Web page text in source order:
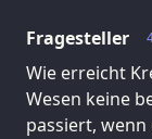
Fragesteller
Wie erreicht
Wesen keine
passiert, wenn